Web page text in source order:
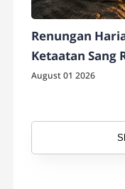
Renungan
Ketaatan Sang
August 01 2026